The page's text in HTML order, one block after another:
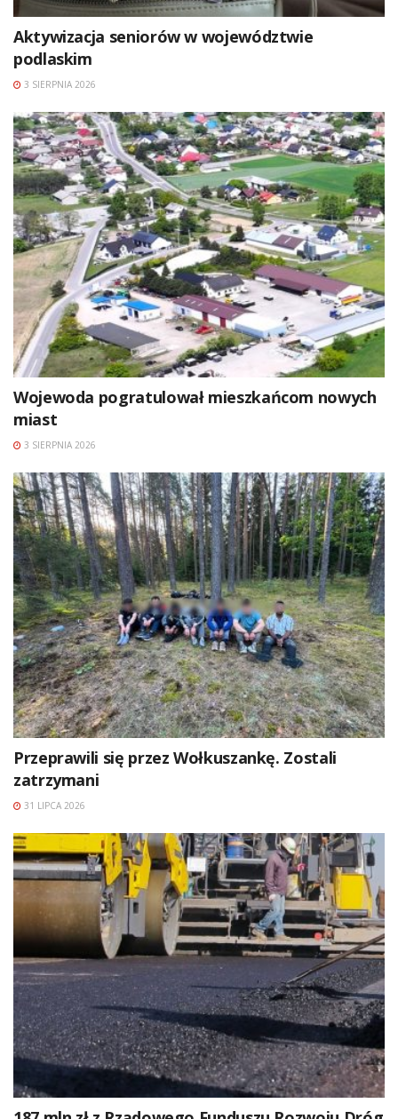
Aktywizacja seniorów w województwie
podlaskim
3 SIERPNIA 2026
Wojewoda pogratulował mieszkańcom nowych
miast
3 SIERPNIA 2026
Przeprawili się przez Wołkuszankę. Zostali
zatrzymani
31 LIPCA 2026